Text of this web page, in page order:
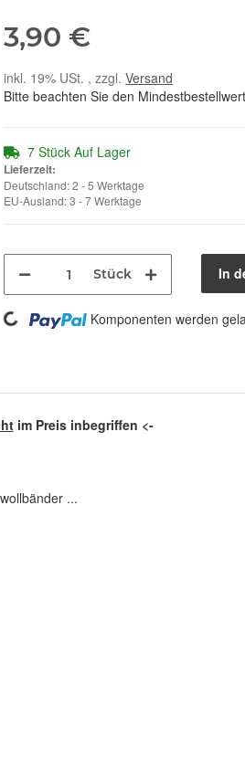
3,90 €
inkl. 19% USt. , zzgl.Versand
Bitte beachten Sie den
7 Stück Auf Lager
Lieferzeit:
Deutschland: 2 - 5 Werktage
EU-Ausland: 3 - 7 Werktage
Stück In
Komponenten werden
im Preis inbegriffen <-
...